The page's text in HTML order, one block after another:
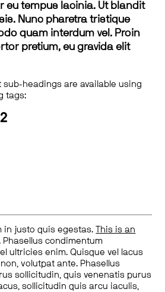
eu tempus lacinia. Ut blandit
Nunc pharetra tristique
quam interdum vel. Proin
pretium, eu gravida elit
sub-headings are available using
tags:
in justo quis egestas.
This is an
Phasellus condimentum
ultricies enim. Quisque vel lacus
volutpat ante. Phasellus
sollicitudin, quis venenatis purus
sollicitudin quis arcu iaculis,